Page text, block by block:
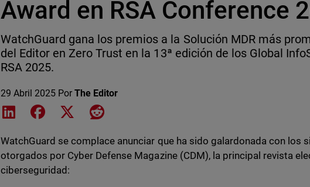
Award en RSA Conference
WatchGuard gana los premios a la Solución MDR más
del Editor en Zero Trust en la 13ª edición de los Global
RSA 2025.
29 Abril 2025 PorThe Editor
Share on LinkedIn
Share on Facebook
Share on XShare on Reddit
WatchGuard se complace anunciar que ha sido galardonada con los
otorgados por Cyber Defense Magazine (CDM), la principal revista
ciberseguridad: